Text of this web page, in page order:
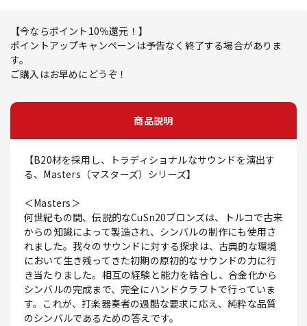
【今ならポイント10％還元！】
ポイントアップキャンペーンは予告なく終了する場合がありま
す。
ご購入はお早めにどうぞ！
商品説明
【B20材を採用し、トラディショナルなサウンドを演出す
る、Masters（マスターズ）シリーズ】
＜Masters＞
何世紀もの間、伝説的なCuSn20ブロンズは、トルコで古来
からの知識によって製造され、シンバルの制作にも使用さ
れました。我々のサウンドに対する探求は、古典的な環境
において生き残ってきた初期の原初的なサウンドの力に行
き当たりました。相互の経験と能力を結合し、合金化から
シンバルの完成まで、完全にハンドクラフトで行っていま
す。これが、打楽器奏者の過酷な要求に応え、純粋な品質
のシンバルであるための答えです。